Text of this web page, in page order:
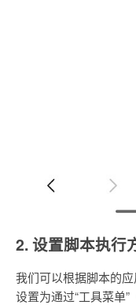
2. 设置脚本执行
我们可以根据脚本的
设置为通过“工具菜单